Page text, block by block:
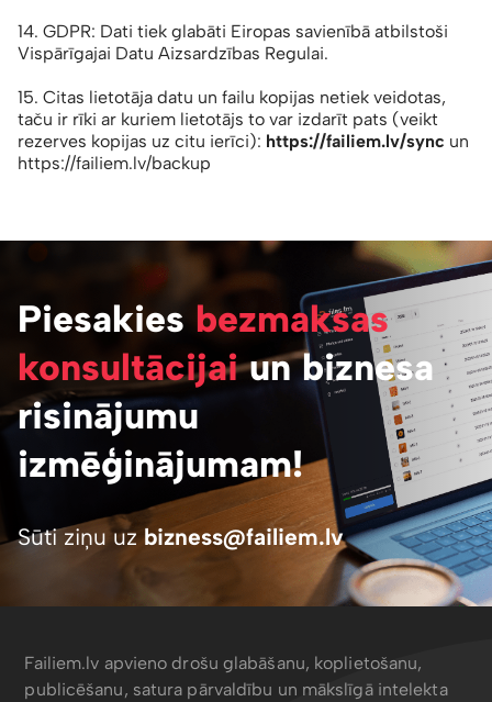
14. GDPR: Dati tiek glabāti Eiropas savienībā atbilstoši
Vispārīgajai Datu Aizsardzības Regulai.
15. Citas lietotāja datu un failu kopijas netiek veidotas,
taču ir rīki ar kuriem lietotājs to var izdarīt pats (veikt
rezerves kopijas uz citu ierīci): https://failiem.lv/sync un
https://failiem.lv/backup
Piesakies bezmaksas
konsultācijaiun biznesa
risinājumu
izmēģinājumam!
Sūti ziņu uzbizness@failiem.lv
Failiem.lv apvieno drošu glabāšanu, koplietošanu,
publicēšanu, satura pārvaldību un mākslīgā intelekta